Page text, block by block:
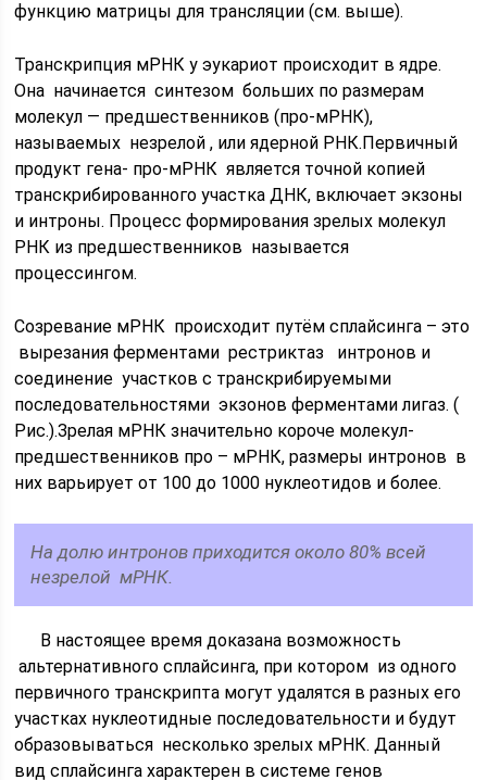
функцию матрицы для трансляции (см. выше).
Транскрипция мРНК у эукариот происходит в ядре.
Она начинается синтезом больших по размерам
молекул — предшественников (про-мРНК),
называемых незрелой , или ядерной РНК.Первичный
продукт гена- про-мРНК является точной копией
транскрибированного участка ДНК, включает экзоны
и интроны. Процесс формирования зрелых молекул
РНК из предшественников называется
процессингом.
Созревание мРНК происходит путём сплайсинга – это
вырезания ферментами рестриктаз интронов и
соединение участков с транскрибируемыми
последовательностями экзонов ферментами лигаз. (
Рис.).Зрелая мРНК значительно короче молекул-
предшественников про – мРНК, размеры интронов в
них варьирует от 100 до 1000 нуклеотидов и более.
На долю интронов приходится около 80% всей
незрелой мРНК.
В настоящее время доказана возможность
альтернативного сплайсинга, при котором из одного
первичного транскрипта могут удалятся в разных его
участках нуклеотидные последовательности и будут
образовываться несколько зрелых мРНК. Данный
вид сплайсинга характерен в системе генов